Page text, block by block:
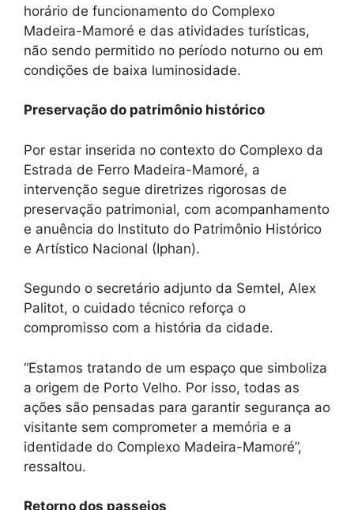
horário de funcionamento do Complexo
Madeira-Mamoré e das atividades turísticas,
não sendo permitido no período noturno ou em
condições de baixa luminosidade.
Preservação do patrimônio histórico
Por estar inserida no contexto do Complexo da
Estrada de Ferro Madeira-Mamoré, a
intervenção segue diretrizes rigorosas de
preservação patrimonial, com acompanhamento
e anuência do Instituto do Patrimônio Histórico
e Artístico Nacional (Iphan).
Segundo o secretário adjunto da Semtel, Alex
Palitot, o cuidado técnico reforça o
compromisso com a história da cidade.
“Estamos tratando de um espaço que simboliza
a origem de Porto Velho. Por isso, todas as
ações são pensadas para garantir segurança ao
visitante sem comprometer a memória e a
identidade do Complexo Madeira-Mamoré”,
ressaltou.
Retorno dos passeios